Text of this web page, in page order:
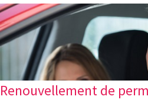
Renouvellement de